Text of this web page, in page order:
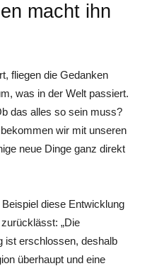
macht ihn
fliegen die Gedanken
was in der Welt passiert.
das alles so sein muss?
wir mit unseren
neue Dinge ganz direkt
diese Entwicklung
„Die
ist erschlossen, deshalb
überhaupt und eine